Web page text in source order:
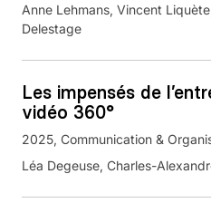
Anne Lehmans, Vincent
Delestage
Les impensés de
vidéo 360°
2025 Communication &
Léa Degeuse, Charles-